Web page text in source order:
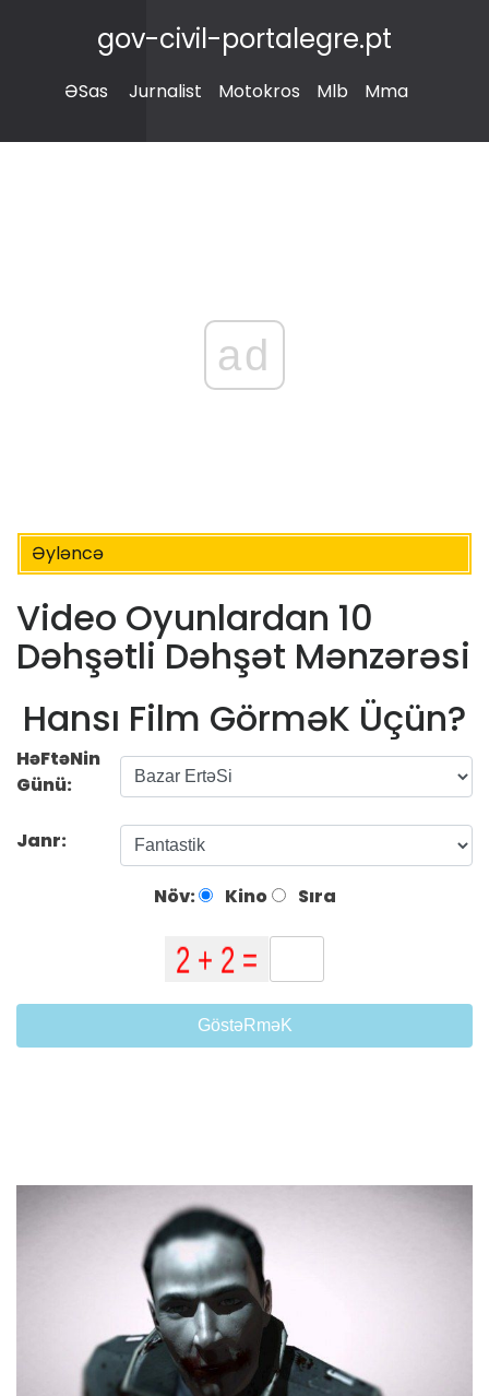
gov-civil-portalegre.pt
ƏSas Jurnalist Motokros Mlb Mma
ad
Əyləncə
Video Oyunlardan 10
Dəhşətli Dəhşət Mənzərəsi
Hansı Film GörməK Üçün?
HəFtəNin
Günü:
Janr:
Növ: Kino Sıra
GöstəRməK